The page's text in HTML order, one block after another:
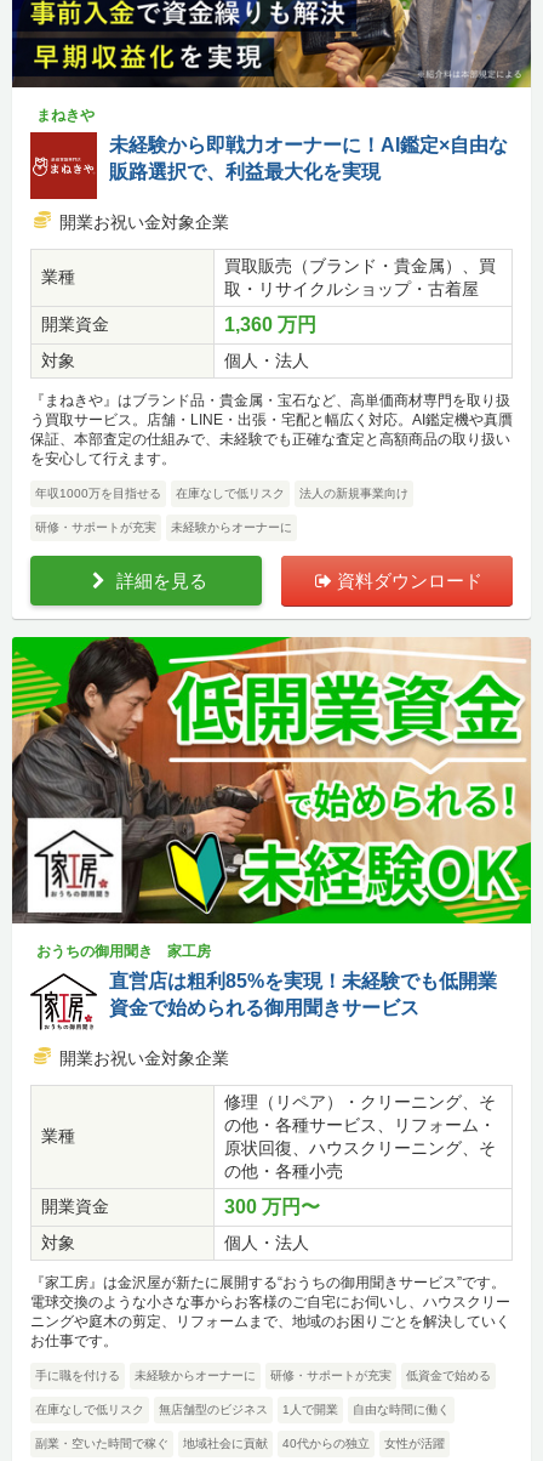
まねきや
未経験から即戦力オーナーに！AI鑑定×自由な
販路選択で、利益最大化を実現
開業お祝い金対象企業
業種
買取販売（ブランド・貴金属）、買
取・リサイクルショップ・古着屋
開業資金
1,360 万円
対象 個人・法人
『まねきや』はブランド品・貴金属・宝石など、高単価商材専門を取り扱
う買取サービス。店舗・LINE・出張・宅配と幅広く対応。AI鑑定機や真贋
保証、本部査定の仕組みで、未経験でも正確な査定と高額商品の取り扱い
を安心して行えます。
年収1000万を目指せる 在庫なしで低リスク 法人の新規事業向け
研修・サポートが充実 未経験からオーナーに
詳細を見る 資料ダウンロード
おうちの御用聞き 家工房
直営店は粗利85%を実現！未経験でも低開業
資金で始められる御用聞きサービス
開業お祝い金対象企業
業種
修理（リペア）・クリーニング、そ
の他・各種サービス、リフォーム・
原状回復、ハウスクリーニング、そ
の他・各種小売
開業資金
300 万円〜
対象 個人・法人
『家工房』は金沢屋が新たに展開する“おうちの御用聞きサービス”です。
電球交換のような小さな事からお客様のご自宅にお伺いし、ハウスクリー
ニングや庭木の剪定、リフォームまで、地域のお困りごとを解決していく
お仕事です。
手に職を付ける 未経験からオーナーに 研修・サポートが充実 低資金で始める
在庫なしで低リスク 無店舗型のビジネス 1人で開業 自由な時間に働く
副業・空いた時間で稼ぐ 地域社会に貢献 40代からの独立 女性が活躍